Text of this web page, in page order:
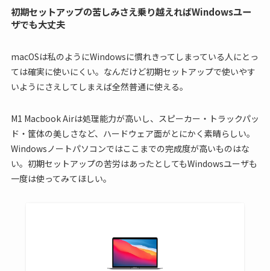
初期セットアップの苦しみさえ乗り越えればWindowsユー
ザでも大丈夫
macOSは私のようにWindowsに慣れきってしまっている人にとっ
ては確実に使いにくい。なんだけど初期セットアップで使いやす
いようにさえしてしまえば全然普通に使える。
M1 Macbook Airは処理能力が高いし、スピーカー・トラックパッ
ド・筐体の美しさなど、ハードウェア面がとにかく素晴らしい。
Windowsノートパソコンではここまでの完成度が高いものはな
い。初期セットアップの苦労はあったとしてもWindowsユーザも
一度は使ってみてほしい。